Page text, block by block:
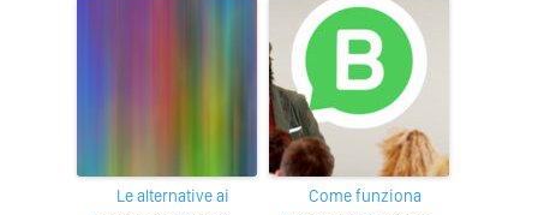
Le alternative ai
Come funziona